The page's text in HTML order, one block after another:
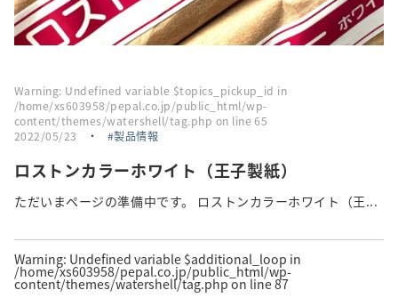
Warning: Undefined variable $topics_pickup_id in
/home/xs603958/pepal.co.jp/public_html/wp-
content/themes/watershell/tag.php on line65
2022/05/23
・ 製品情報
ロストンカラーホワイト（王子製紙）
ただいまページの準備中です。 ロストンカラーホワイト（王...
Warning: Undefined variable $additional_loop in
/home/xs603958/pepal.co.jp/public_html/wp-
content/themes/watershell/tag.phpon line87